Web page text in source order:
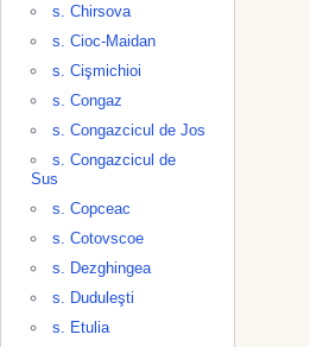
s. Chirsova
s. Cioc-Maidan
s. Cişmichioi
s. Congaz
s. Congazcicul de Jos
s. Congazcicul de
Sus
s. Copceac
s. Cotovscoe
s. Dezghingea
s. Duduleşti
s. Etulia